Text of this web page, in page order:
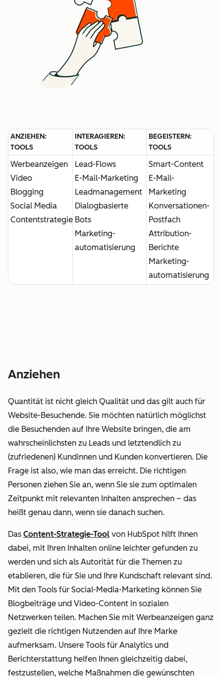
ANZIEHEN:
TOOLS
INTERAGIEREN:
TOOLS
BEGEISTERN:
TOOLS
Werbeanzeigen
Video
Blogging
Social Media
Contentstrategie
Lead-Flows
E-Mail-Marketing
Leadmanagement
Dialogbasierte
Bots
Marketing-
automatisierung
Smart-Content
E-Mail-
Marketing
Konversationen-
Postfach
Attribution-
Berichte
Marketing-
automatisierung
Anziehen
Quantität ist nicht gleich Qualität und das gilt auch für
Website-Besuchende. Sie möchten natürlich möglichst
die Besuchenden auf Ihre Website bringen, die am
wahrscheinlichsten zu Leads und letztendlich zu
(zufriedenen) Kundinnen und Kunden konvertieren. Die
Frage ist also, wie man das erreicht. Die richtigen
Personen ziehen Sie an, wenn Sie sie zum optimalen
Zeitpunkt mit relevanten Inhalten ansprechen – das
heißt genau dann, wenn sie danach suchen.
Das Content-Strategie-Tool von HubSpot hilft Ihnen
dabei, mit Ihren Inhalten online leichter gefunden zu
werden und sich als Autorität für die Themen zu
etablieren, die für Sie und Ihre Kundschaft relevant sind.
Mit den Tools für Social-Media-Marketing können Sie
Blogbeiträge und Video-Content in sozialen
Netzwerken teilen. Machen Sie mit Werbeanzeigen ganz
gezielt die richtigen Nutzenden auf Ihre Marke
aufmerksam. Unsere Tools für Analytics und
Berichterstattung helfen Ihnen gleichzeitig dabei,
festzustellen, welche Maßnahmen die gewünschten